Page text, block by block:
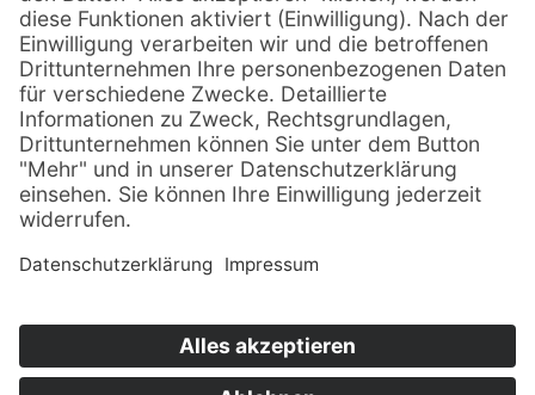
Telefon:
Ihre Anfrage:*
Ja, ich habe dieDatenschutzerklärungzur Kenntnis genommen und bin damit
Kontaktformulars erkläre ich mich mit der Verarbeitung einverstanden.